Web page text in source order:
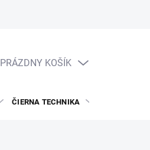
NÁKUPNÝ
PRÁZDNY KOŠÍK
ČIERNA TECHNIKA